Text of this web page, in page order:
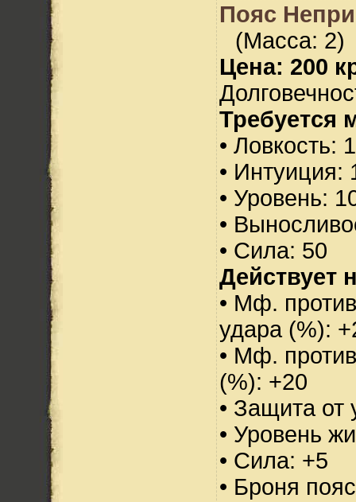
Пояс
(Масса: 2)
Цена: 200
Требуется
• Ловкость:
• Интуиция:
• Уровень:
•
• Сила: 50
Действует
• Мф.
удара (%):
• Мф.
(%): +20
• Защита от
• Уровень
• Сила: +5
• Броня